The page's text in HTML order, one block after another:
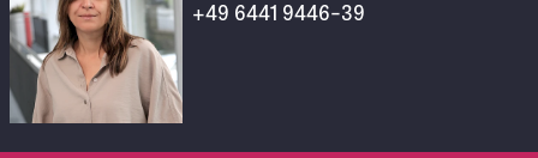
+49 6441 9446-39